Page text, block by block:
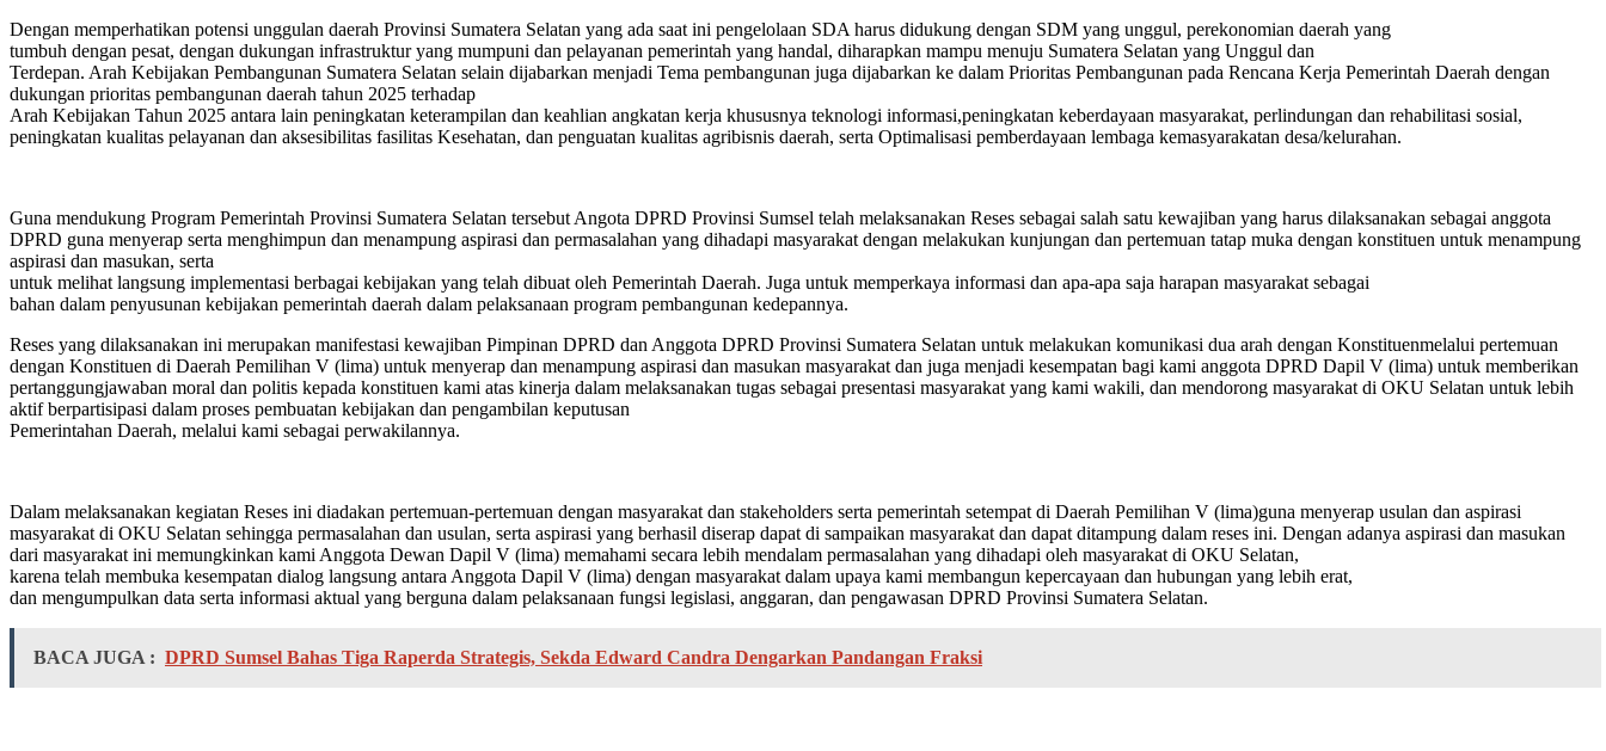
Dengan memperhatikan potensi unggulan daerah Provinsi Sumatera Selatan yang ada saat ini pengelolaan SDA harus didukung dengan SDM yang unggul, perekonomian daerah yang
tumbuh dengan pesat, dengan dukungan infrastruktur yang mumpuni dan pelayanan pemerintah yang handal, diharapkan mampu menuju Sumatera Selatan yang Unggul dan
Terdepan. Arah Kebijakan Pembangunan Sumatera Selatan selain dijabarkan menjadi Tema pembangunan juga dijabarkan ke dalam Prioritas Pembangunan pada Rencana Kerja Pemerintah Daerah dengan
dukungan prioritas pembangunan daerah tahun 2025 terhadap
Arah Kebijakan Tahun 2025 antara lain peningkatan keterampilan dan keahlian angkatan kerja khususnya teknologi informasi,peningkatan keberdayaan masyarakat, perlindungan dan rehabilitasi sosial,
peningkatan kualitas pelayanan dan aksesibilitas fasilitas Kesehatan, dan penguatan kualitas agribisnis daerah, serta Optimalisasi pemberdayaan lembaga kemasyarakatan desa/kelurahan.
Guna mendukung Program Pemerintah Provinsi Sumatera Selatan tersebut Angota DPRD Provinsi Sumsel telah melaksanakan Reses sebagai salah satu kewajiban yang harus dilaksanakan sebagai anggota
DPRD guna menyerap serta menghimpun dan menampung aspirasi dan permasalahan yang dihadapi masyarakat dengan melakukan kunjungan dan pertemuan tatap muka dengan konstituen untuk menampung
aspirasi dan masukan, serta
untuk melihat langsung implementasi berbagai kebijakan yang telah dibuat oleh Pemerintah Daerah. Juga untuk memperkaya informasi dan apa-apa saja harapan masyarakat sebagai
bahan dalam penyusunan kebijakan pemerintah daerah dalam pelaksanaan program pembangunan kedepannya.
Reses yang dilaksanakan ini merupakan manifestasi kewajiban Pimpinan DPRD dan Anggota DPRD Provinsi Sumatera Selatan untuk melakukan komunikasi dua arah dengan Konstituenmelalui pertemuan
dengan Konstituen di Daerah Pemilihan V (lima) untuk menyerap dan menampung aspirasi dan masukan masyarakat dan juga menjadi kesempatan bagi kami anggota DPRD Dapil V (lima) untuk memberikan
pertanggungjawaban moral dan politis kepada konstituen kami atas kinerja dalam melaksanakan tugas sebagai presentasi masyarakat yang kami wakili, dan mendorong masyarakat di OKU Selatan untuk lebih
aktif berpartisipasi dalam proses pembuatan kebijakan dan pengambilan keputusan
Pemerintahan Daerah, melalui kami sebagai perwakilannya.
Dalam melaksanakan kegiatan Reses ini diadakan pertemuan-pertemuan dengan masyarakat dan stakeholders serta pemerintah setempat di Daerah Pemilihan V (lima)guna menyerap usulan dan aspirasi
masyarakat di OKU Selatan sehingga permasalahan dan usulan, serta aspirasi yang berhasil diserap dapat di sampaikan masyarakat dan dapat ditampung dalam reses ini. Dengan adanya aspirasi dan masukan
dari masyarakat ini memungkinkan kami Anggota Dewan Dapil V (lima) memahami secara lebih mendalam permasalahan yang dihadapi oleh masyarakat di OKU Selatan,
karena telah membuka kesempatan dialog langsung antara Anggota Dapil V (lima) dengan masyarakat dalam upaya kami membangun kepercayaan dan hubungan yang lebih erat,
dan mengumpulkan data serta informasi aktual yang berguna dalam pelaksanaan fungsi legislasi, anggaran, dan pengawasan DPRD Provinsi Sumatera Selatan.
BACA JUGA : DPRD Sumsel Bahas Tiga Raperda Strategis, Sekda Edward Candra Dengarkan Pandangan Fraksi